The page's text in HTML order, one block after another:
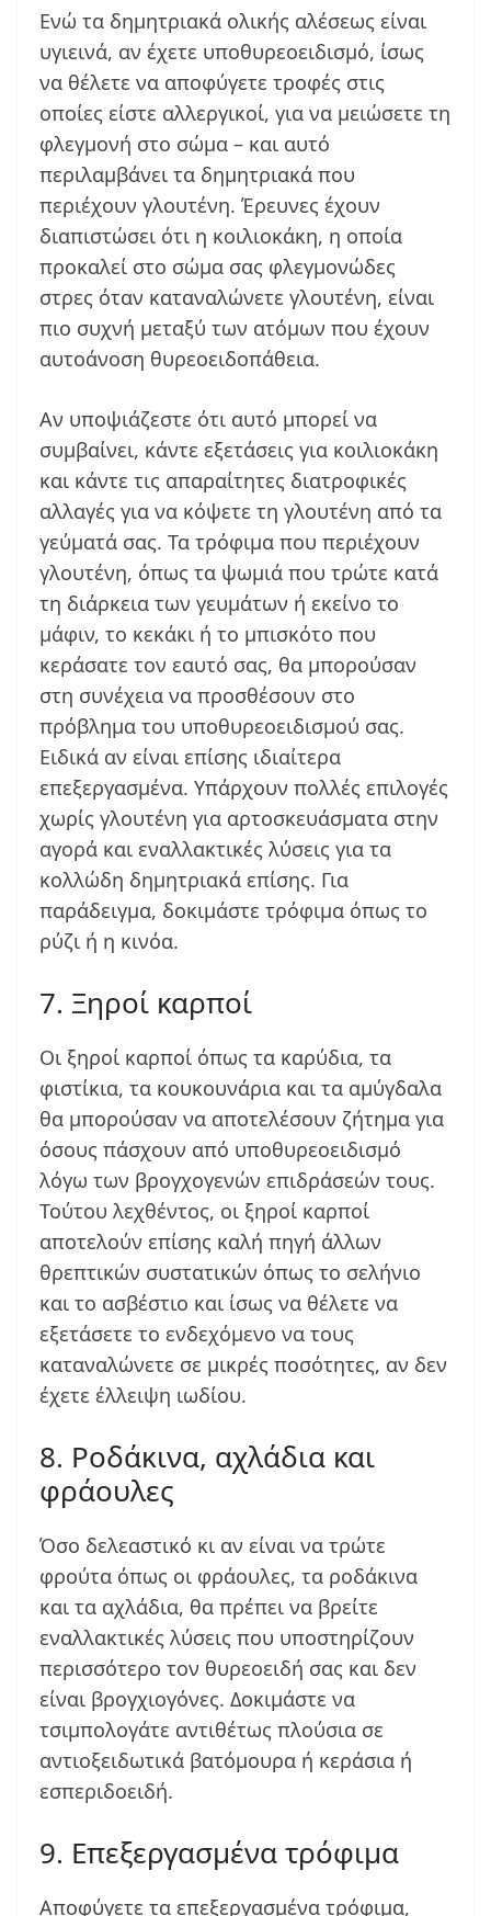
Ενώ τα δημητριακά ολικής αλέσεως είναι
υγιεινά, αν έχετε υποθυρεοειδισμό, ίσως
να θέλετε να αποφύγετε τροφές στις
οποίες είστε αλλεργικοί, για να μειώσετε τη
φλεγμονή στο σώμα – και αυτό
περιλαμβάνει τα δημητριακά που
περιέχουν γλουτένη. Έρευνες έχουν
διαπιστώσει ότι η κοιλιοκάκη, η οποία
προκαλεί στο σώμα σας φλεγμονώδες
στρες όταν καταναλώνετε γλουτένη, είναι
πιο συχνή μεταξύ των ατόμων που έχουν
αυτοάνοση θυρεοειδοπάθεια.
Αν υποψιάζεστε ότι αυτό μπορεί να
συμβαίνει, κάντε εξετάσεις για κοιλιοκάκη
και κάντε τις απαραίτητες διατροφικές
αλλαγές για να κόψετε τη γλουτένη από τα
γεύματά σας. Τα τρόφιμα που περιέχουν
γλουτένη, όπως τα ψωμιά που τρώτε κατά
τη διάρκεια των γευμάτων ή εκείνο το
μάφιν, το κεκάκι ή το μπισκότο που
κεράσατε τον εαυτό σας, θα μπορούσαν
στη συνέχεια να προσθέσουν στο
πρόβλημα του υποθυρεοειδισμού σας.
Ειδικά αν είναι επίσης ιδιαίτερα
επεξεργασμένα. Υπάρχουν πολλές επιλογές
χωρίς γλουτένη για αρτοσκευάσματα στην
αγορά και εναλλακτικές λύσεις για τα
κολλώδη δημητριακά επίσης. Για
παράδειγμα, δοκιμάστε τρόφιμα όπως το
ρύζι ή η κινόα.
7. Ξηροί καρποί
Οι ξηροί καρποί όπως τα καρύδια, τα
φιστίκια, τα κουκουνάρια και τα αμύγδαλα
θα μπορούσαν να αποτελέσουν ζήτημα για
όσους πάσχουν από υποθυρεοειδισμό
λόγω των βρογχογενών επιδράσεών τους.
Τούτου λεχθέντος, οι ξηροί καρποί
αποτελούν επίσης καλή πηγή άλλων
θρεπτικών συστατικών όπως το σελήνιο
και το ασβέστιο και ίσως να θέλετε να
εξετάσετε το ενδεχόμενο να τους
καταναλώνετε σε μικρές ποσότητες, αν δεν
έχετε έλλειψη ιωδίου.
8. Ροδάκινα, αχλάδια και
φράουλες
Όσο δελεαστικό κι αν είναι να τρώτε
φρούτα όπως οι φράουλες, τα ροδάκινα
και τα αχλάδια, θα πρέπει να βρείτε
εναλλακτικές λύσεις που υποστηρίζουν
περισσότερο τον θυρεοειδή σας και δεν
είναι βρογχιογόνες. Δοκιμάστε να
τσιμπολογάτε αντιθέτως πλούσια σε
αντιοξειδωτικά βατόμουρα ή κεράσια ή
εσπεριδοειδή.
9. Επεξεργασμένα τρόφιμα
Αποφύγετε τα επεξεργασμένα τρόφιμα,